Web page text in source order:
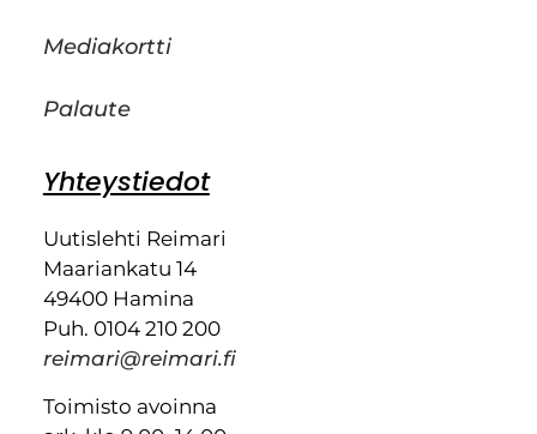
Mediakortti
Palaute
Yhteystiedot
Uutislehti Reimari
Maariankatu 14
49400 Hamina
Puh. 0104 210 200
reimari@reimari.fi
Toimisto avoinna